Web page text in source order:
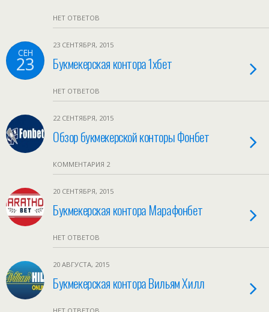
НЕТ ОТВЕТОВ
СЕН
23
23 СЕНТЯБРЯ, 2015
Букмекерская контора 1хбет
НЕТ ОТВЕТОВ
22 СЕНТЯБРЯ, 2015
Обзор букмекерской конторы Фонбет
КОММЕНТАРИЯ 2
20 СЕНТЯБРЯ, 2015
Букмекерская контора Марафонбет
НЕТ ОТВЕТОВ
20 АВГУСТА, 2015
Букмекерская контора Вильям Хилл